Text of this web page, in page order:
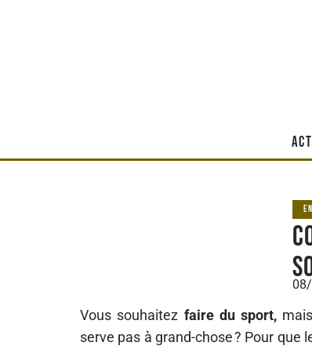
Vous souhaitez faire du sport,
serve pas à grand-chose ? Pour